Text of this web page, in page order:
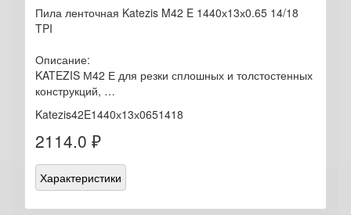
Пила ленточная Katezis M42 E 1440х13х0.65 14/18
TPI
Описание:
KATEZIS М42 Е для резки сплошных и толстостенных
конструкций, …
Katezis42E1440х13х0651418
2114.0 ₽
Характеристики